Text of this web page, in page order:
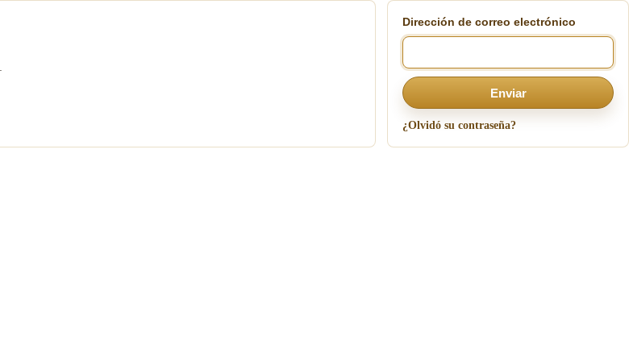
Dirección de correo electrónico
Enviar
¿Olvidó su contraseña?